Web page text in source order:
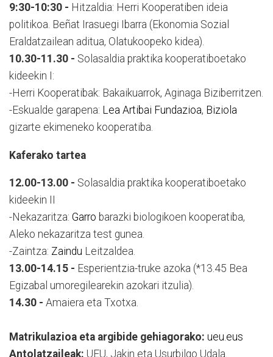
9:30-10:30 - Hitzaldia: Herri Kooperatiben ideia
politikoa. Beñat Irasuegi Ibarra (Ekonomia Sozial
Eraldatzailean aditua, Olatukoopeko kidea).
10.30-11.30 - Solasaldia praktika kooperatiboetako
kideekin I:
-Herri Kooperatibak: Bakaikuarrok, Aginaga Biziberritzen.
-Eskualde garapena: Lea Artibai Fundazioa, Biziola
gizarte ekimeneko kooperatiba.
Kaferako tartea
12.00-13.00 - Solasaldia praktika kooperatiboetako
kideekin II
-Nekazaritza: Garro barazki biologikoen kooperatiba,
Aleko nekazaritza test gunea.
-Zaintza: Zaindu Leitzaldea.
13.00-14.15 - Esperientzia-truke azoka (*13.45 Bea
Egizabal umoregilearekin azokari itzulia).
14.30 - Amaiera eta Txotxa.
Matrikulazioa eta argibide gehiagorako: ueu.eus
Antolatzaileak: UEU, Jakin eta Usurbilgo Udala.